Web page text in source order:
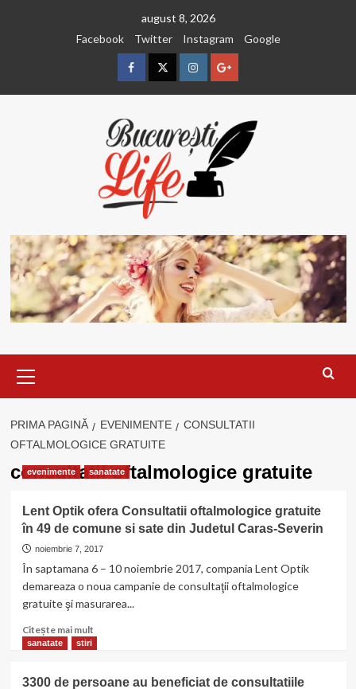
august 8, 2026
Facebook
Twitter Instagram Google
FacebookTwitterInstagramGoogle
principal
PRIMA PAGINĂ EVENIMENTE
CONSULTATII
OFTALMOLOGICE GRATUITE
consultatii oftalmologice gratuite
evenimente sanatate
Lent Optik ofera Consultatii oftalmologice gratuite
în 49 de comune si sate din Judetul Caras-Severin
noiembrie 7, 2017
În saptamana 6 – 10 noiembrie 2017, compania Lent Optik
demareaza o noua campanie de consultaţii oftalmologice
gratuite şi masurarea...
Citește mai multCitește
sanatate stiri
3300 de persoane au beneficiat de consultatiile